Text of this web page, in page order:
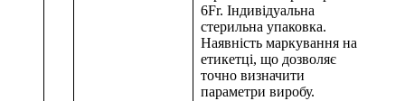
6Fr. Індивідуальна
стерильна упаковка.
Наявність маркування на
етикетці, що дозволяє
точно визначити
параметри виробу.